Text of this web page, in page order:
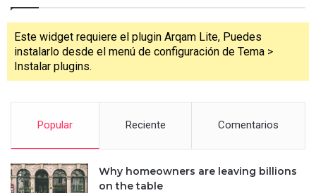
Este widget requiere el plugin Arqam Lite, Puedes
instalarlo desde el menú de configuración de Tema >
Instalar plugins.
Popular Reciente Comentarios
Why homeowners are leaving billions
on the table